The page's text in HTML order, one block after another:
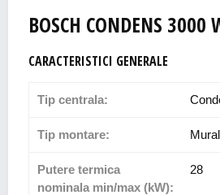
BOSCH CONDENS 3000
CARACTERISTICI GENERALE
Tip centrala:
Tip montare:
Putere termica
nominala min/max (kW):
28